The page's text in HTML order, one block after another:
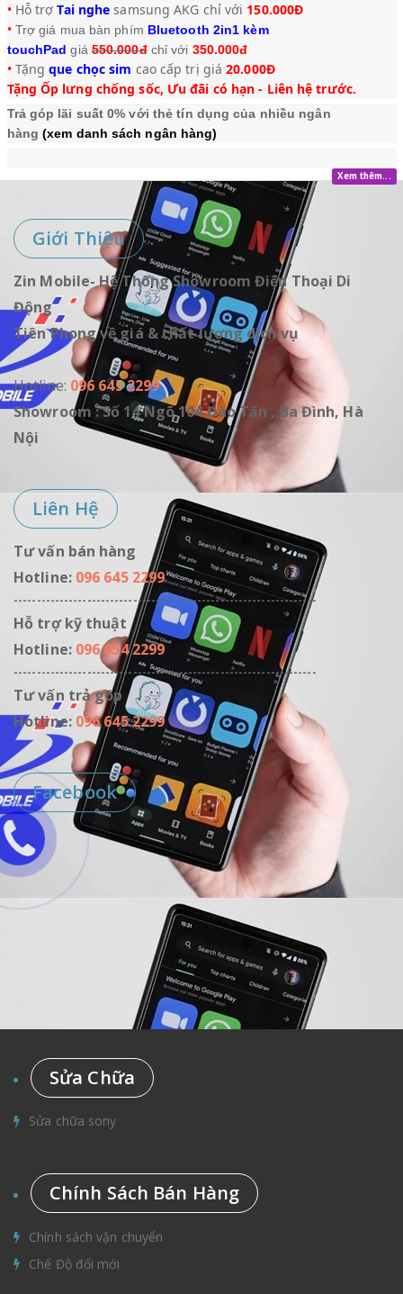
• Hỗ trợTai nghe samsung AKG chỉ với 150.000Đ
• Trợ giá mua bàn phím Bluetooth 2in1 kèm
touchPad giá 550.000đchỉ với 350.000đ
•Tặngque chọc sim cao cấp trị giá 20.000Đ
Tặng Ốp lưng chống sốc, Ưu đãi có hạn - Liên hệ trước.
Trả góp lãi suất 0% với thẻ tín dụng của nhiều ngân
hàng (xem danh sách ngân hàng)
Xem thêm...
Giới Thiệu
Zin Mobile- Hệ Thống Showroom Điện Thoại Di
Động
Tiên Phong về giá & chất lượng dịch vụ
Hotline: 096 645 2299
Showroom : Số 14 Ngõ 104 Đào Tấn , Ba Đình, Hà
Nội
Liên Hệ
Tư vấn bán hàng
Hotline: 096 645 2299
------------------------------------------------------------------
Hỗ trợ kỹ thuật
Hotline: 096 654 2299
------------------------------------------------------------------
Tư vấn trả góp
Hotline: 096 645 2299
Facebook
Sửa Chữa
Sửa chữa sony
Chính Sách Bán Hàng
Chính sách vận chuyển
Chế Độ đổi mới